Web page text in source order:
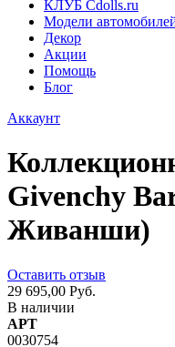
КЛУБ Cdolls.ru
Модели
Декор
Акции
Помощь
Блог
Аккаунт
Givenchy
Живанши)
Оставить отзыв
29 695,00 Руб.
В наличии
АРТ
0030754